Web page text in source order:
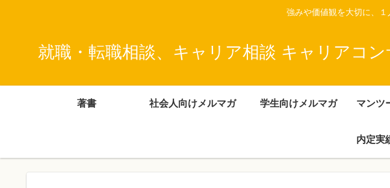
強みや価値観を大切に、
就職・転職相談、キャリア相談 キャリアコ
著書 社会人向けメルマガ 学生向けメルマガ マンツ
内定実